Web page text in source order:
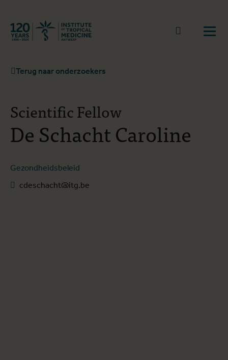
Terug naar start
Naar
Terug naar onderzoekers
De Schacht Caroline
Scientific Fellow
Gezondheidsbeleid
cdeschacht@itg.be